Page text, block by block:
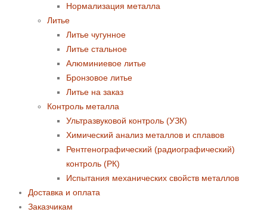
Нормализация металла
Литье
Литье чугунное
Литье стальное
Алюминиевое литье
Бронзовое литье
Литье на заказ
Контроль металла
Ультразвуковой контроль (УЗК)
Химический анализ металлов и сплавов
Рентгенографический (радиографический)
контроль (РК)
Испытания механических свойств металлов
Доставка и оплата
Заказчикам